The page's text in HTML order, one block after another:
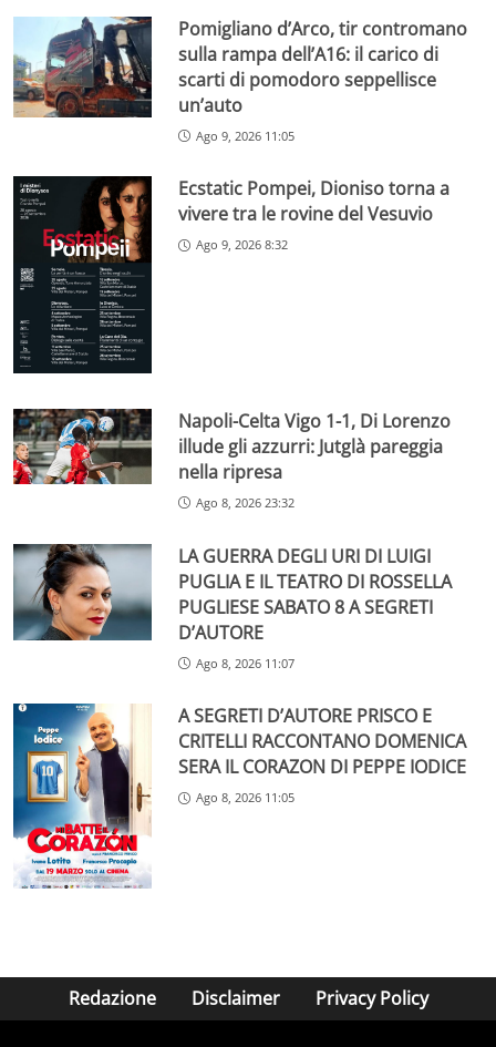
Pomigliano d’Arco, tir contromano
sulla rampa dell’A16: il carico di
scarti di pomodoro seppellisce
un’auto
Ago 9, 2026 11:05
Ecstatic Pompei, Dioniso torna a
vivere tra le rovine del Vesuvio
Ago 9, 2026 8:32
Napoli-Celta Vigo 1-1, Di Lorenzo
illude gli azzurri: Jutglà pareggia
nella ripresa
Ago 8, 2026 23:32
LA GUERRA DEGLI URI DI LUIGI
PUGLIA E IL TEATRO DI ROSSELLA
PUGLIESE SABATO 8 A SEGRETI
D’AUTORE
Ago 8, 2026 11:07
A SEGRETI D’AUTORE PRISCO E
CRITELLI RACCONTANO DOMENICA
SERA IL CORAZON DI PEPPE IODICE
Ago 8, 2026 11:05
Redazione Disclaimer Privacy Policy